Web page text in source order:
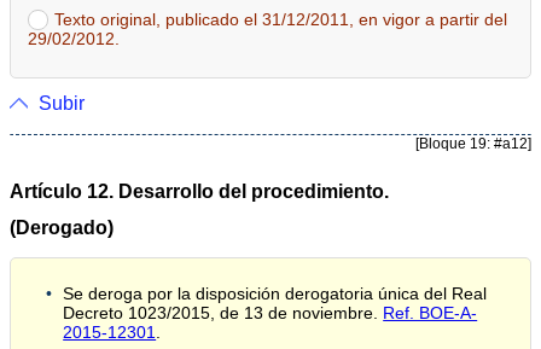
Texto original, publicado el 31/12/2011, en vigor a partir del
29/02/2012.
Subir
[Bloque 19: #a12]
Artículo 12. Desarrollo del procedimiento.
(Derogado)
Se deroga por la disposición derogatoria única del Real
Decreto 1023/2015, de 13 de noviembre. Ref. BOE-A-
2015-12301.